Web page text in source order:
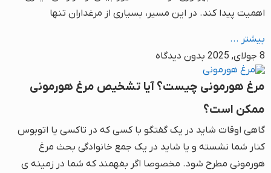
اهمیت پیدا کند. در این مسیر، بسیاری از مرغداران تنها
بیشتر ...
8 جولای, 2025
بدون دیدگاه
مرغ هورمونی چیست؟ آیا تشخیص مرغ هورمونی
ممکن است؟
گاهی اوقات شاید در یک گفتگو با کسی که در تاکسی یا اتوبوس
کنار شما نشسته و یا شاید در یک جمع خانوادگی بحث مرغ
هورمونی مطرح شود. مخصوصا اگر بفهمند که شما در زمینه ی